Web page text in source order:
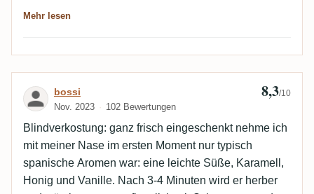
Mehr lesen
Bewertung von bossi
bossi
Nov. 2023 102 Bewertungen
8,3/10
Blindverkostung: ganz frisch eingeschenkt nehme ich
mit meiner Nase im ersten Moment nur typisch
spanische Aromen war: eine leichte Süße, Karamell,
Honig und Vanille. Nach 3-4 Minuten wird er herber